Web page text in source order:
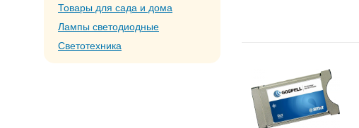
Товары для сада и дома
Лампы светодиодные
Светотехника